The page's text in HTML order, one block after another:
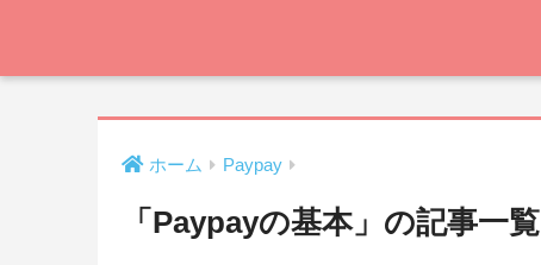
ホーム Paypay
「Paypayの基本」の記事一覧